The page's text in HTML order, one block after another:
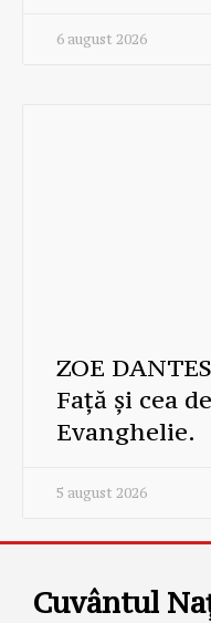
6 august 2026
ZOE
Față și cea
Evanghelie.
5 august 2026
Cuvântul